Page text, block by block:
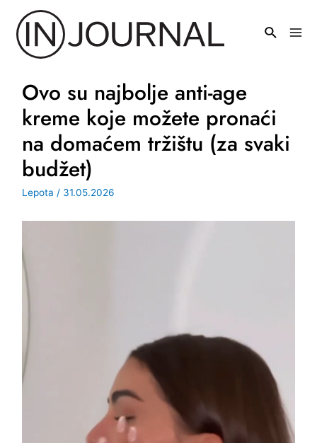
sadržaj
Ovo su najbolje anti-age
kreme koje možete pronaći
na domaćem tržištu (za svaki
budžet)
Lepota / 31.05.2026